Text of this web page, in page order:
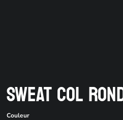
SWEAT COL
Couleur